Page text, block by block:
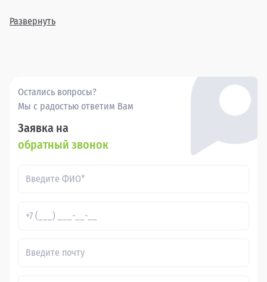
вам прозрачную сделку и удовлетворение от выбора.
Развернуть
Остались вопросы?
Мы с радостью ответим Вам
Заявка на
обратный звонок